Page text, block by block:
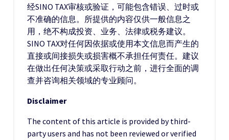
经SINO TAX审核或验证，可能包含错误、过时或
不准确的信息。所提供的内容仅供一般信息之
用，绝不构成投资、业务、法律或税务建议。
SINO TAX对任何因依据或使用本文信息而产生的
直接或间接损失或损害概不承担任何责任。建议
在做出任何决策或采取行动之前，进行全面的调
查并咨询相关领域的专业顾问。
Disclaimer
The content of this article is provided by third-
party users and has not been reviewed or verified